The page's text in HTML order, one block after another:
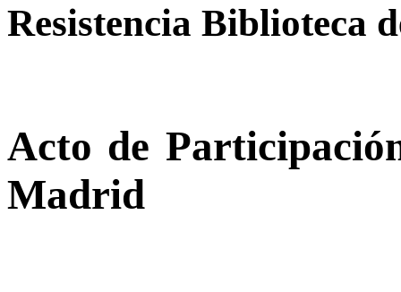
Resistencia Biblioteca
Acto de
Madrid